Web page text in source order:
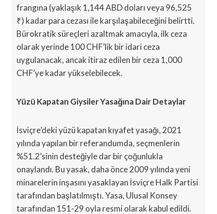
frangına (yaklaşık 1,144 ABD doları veya 96,525
₹) kadar para cezası ile karşılaşabileceğini belirtti.
Bürokratik süreçleri azaltmak amacıyla, ilk ceza
olarak yerinde 100 CHF’lik bir idari ceza
uygulanacak, ancak itiraz edilen bir ceza 1,000
CHF’ye kadar yükselebilecek.
Yüzü Kapatan Giysiler Yasağına Dair Detaylar
İsviçre’deki yüzü kapatan kıyafet yasağı, 2021
yılında yapılan bir referandumda, seçmenlerin
%51.2’sinin desteğiyle dar bir çoğunlukla
onaylandı. Bu yasak, daha önce 2009 yılında yeni
minarelerin inşasını yasaklayan İsviçre Halk Partisi
tarafından başlatılmıştı. Yasa, Ulusal Konsey
tarafından 151-29 oyla resmi olarak kabul edildi.